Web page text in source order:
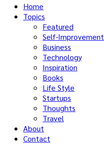
Home
Topics
Featured
Self-Improvement
Business
Technology
Inspiration
Books
Life Style
Startups
Thoughts
Travel
About
Contact